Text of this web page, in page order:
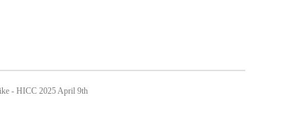
- HICC 2025 April 9th